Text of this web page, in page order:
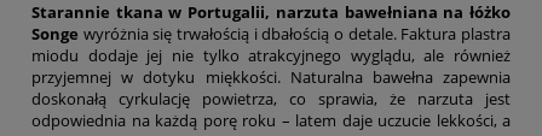
Starannie tkana w Portugalii, narzuta bawełniana na łóżko
Songe wyróżnia się trwałością i dbałością o detale. Faktura plastra
miodu dodaje jej nie tylko atrakcyjnego wyglądu, ale również
przyjemnej w dotyku miękkości. Naturalna bawełna zapewnia
doskonałą cyrkulację powietrza, co sprawia, że narzuta jest
odpowiednia na każdą porę roku – latem daje uczucie lekkości, a